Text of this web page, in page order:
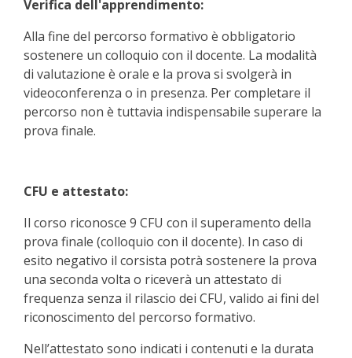
Verifica dell'apprendimento:
Alla fine del percorso formativo è obbligatorio
sostenere un colloquio con il docente. La modalità
di valutazione è orale e la prova si svolgerà in
videoconferenza o in presenza. Per completare il
percorso non è tuttavia indispensabile superare la
prova finale.
CFU e attestato:
Il corso riconosce 9 CFU con il superamento della
prova finale (colloquio con il docente). In caso di
esito negativo il corsista potrà sostenere la prova
una seconda volta o riceverà un attestato di
frequenza senza il rilascio dei CFU, valido ai fini del
riconoscimento del percorso formativo.
Nell’attestato sono indicati i contenuti e la durata